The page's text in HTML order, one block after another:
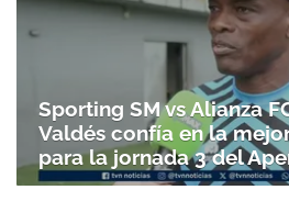
Sporting SM vs Alianza
Valdés confía en la
para la jornada 3 del